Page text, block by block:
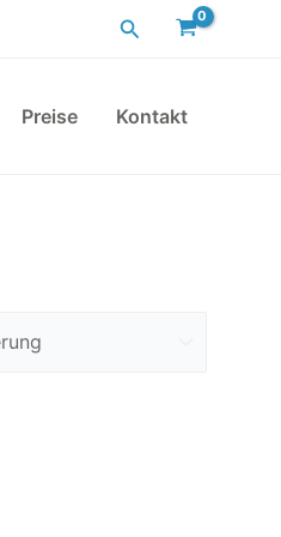
Suchen
Preise Kontakt